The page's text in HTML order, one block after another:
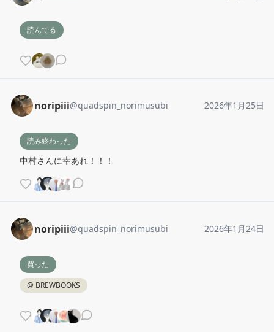
読んでる
noripiii@quadspin_norimusubi 2026年1月25日
読み終わった
中村さんに幸あれ！！！
noripiii@quadspin_norimusubi 2026年1月24日
買った
@ BREWBOOKS